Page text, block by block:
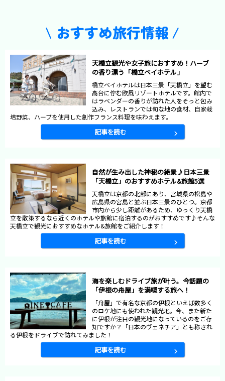
おすすめ旅行情報
天橋立観光や女子旅におすすめ！ハーブ
の香り漂う「橋立ベイホテル」
橋立ベイホテルは日本三景「天橋立」を望む
高台に佇む欧風リゾートホテルです。館内で
はラベンダーの香りが訪れた人をそっと包み
込み、レストランでは旬な地の食材、自家栽
培野菜、ハーブを使用した創作フランス料理を味わえます。
記事を読む
自然が生み出した神秘の絶景♪日本三景
「天橋立」のおすすめホテル&旅館5選
天橋立は京都の北部にあり、宮城県の松島や
広島県の宮島と並ぶ日本三景のひとつ。京都
市内から少し距離があるため、ゆっくり天橋
立を散策するなら近くのホテルや旅館に宿泊するのがおすすめです♪そんな
天橋立で観光におすすめなホテル&旅館をご紹介します！
記事を読む
海を楽しむドライブ旅が叶う。今話題の
「伊根の舟屋」を満喫する旅へ！
「舟屋」で有名な京都の伊根といえば数多く
のロケ地にも使われた観光地。今、また新た
に伊根が注目の観光地になっているのをご存
知ですか？「日本のヴェネチア」とも称され
る伊根をドライブで訪れてみました！
記事を読む